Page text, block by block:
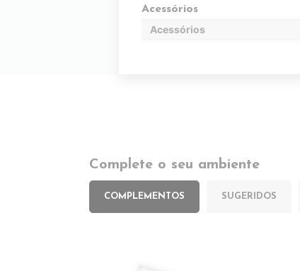
Acessórios
Acessórios
Complete o seu ambiente
COMPLEMENTOS SUGERIDOS